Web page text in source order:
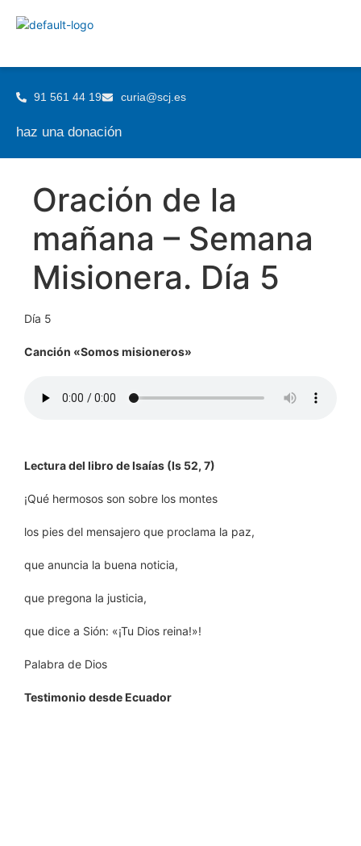
91 561 44 19 curia@scj.es
haz una donación
Oración de la
mañana – Semana
Misionera. Día 5
Día 5
Canción «Somos misioneros»
Lectura del libro de Isaías (Is 52, 7)
¡Qué hermosos son sobre los montes
los pies del mensajero que proclama la paz,
que anuncia la buena noticia,
que pregona la justicia,
que dice a Sión: «¡Tu Dios reina!»!
Palabra de Dios
Testimonio desde Ecuador